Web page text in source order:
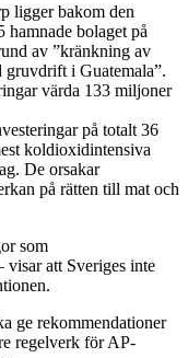
ligger bakom den
hamnade bolaget på
av ”kränkning av
gruvdrift i Guatemala”.
värda 133 miljoner
på totalt 36
koldioxidintensiva
De orsakar
på rätten till mat och
som
att Sveriges inte
ge rekommendationer
regelverk för AP-